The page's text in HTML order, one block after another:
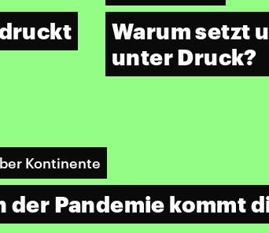
Warum setzt
unter Druck?
Kontinente
der Pandemie kommt